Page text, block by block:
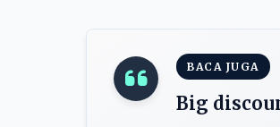
BACA JUGA
Big